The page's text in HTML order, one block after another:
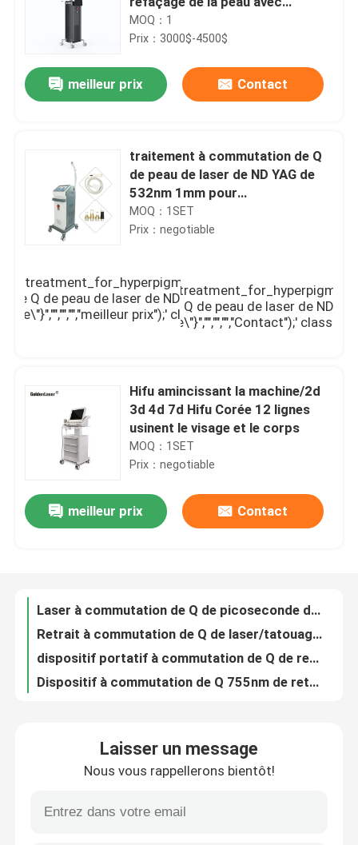
Produits
VR Show
Visite d'usine
Contrôle de qualité
différentes zones de balayage
MOQ：1
Prix：3000$-4500$
meilleur prix Contact
traitement à commutation de Q
de peau de laser de ND YAG de
532nm 1mm pour
Hyperpigmentation
MOQ：1SET
Prix：negotiable
Q de peau de laser de ND YAG de 532nm 1mm pour
prix");' class="company_btn greenb
pd119424252-
\\u00e0 commutation de Q de peau de laser de ND
Jessie\"}","","","","Contact");'
Hifu amincissant la machine/2d
3d 4d 7d Hifu Corée 12 lignes
usinent le visage et le corps
MOQ：1SET
Prix：negotiable
meilleur prix Contact
Laser à commutation de Q de picoseconde de la machine de retrait de tatouage de laser de ND Yag/1064nm 532nm
Retrait à commutation de Q de laser/tatouage de ND Yag/laser portatif de ND Yag de commutateur de Q
dispositif portatif à commutation de Q de retrait de tatouage du laser 110V de ND YAG de la longue impulsion 700mj
Dispositif à commutation de Q 755nm de retrait de tatouage du laser 1064nm 532nm Picolaser de Ndyag
Laisser un message
Nous vous rappellerons bientôt!